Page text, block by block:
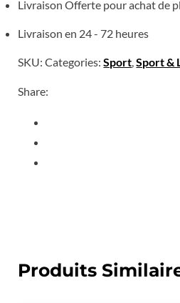
Livraison Offerte pour achat de
Livraison en 24 - 72 heures
SKU:Categories:Sport,Sport &
Share:
Produits